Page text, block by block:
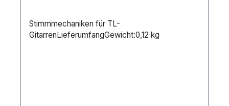
Stimmmechaniken für TL-
GitarrenLieferumfangGewicht:0,12 kg